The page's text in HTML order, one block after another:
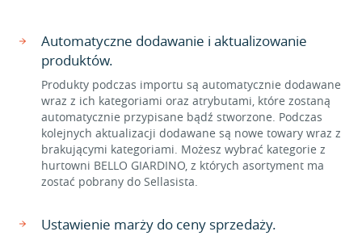
Automatyczne dodawanie i aktualizowanie
produktów.
Produkty podczas importu są automatycznie dodawane
wraz z ich kategoriami oraz atrybutami, które zostaną
automatycznie przypisane bądź stworzone. Podczas
kolejnych aktualizacji dodawane są nowe towary wraz z
brakującymi kategoriami. Możesz wybrać kategorie z
hurtowni BELLO GIARDINO, z których asortyment ma
zostać pobrany do Sellasista.
Ustawienie marży do ceny sprzedaży.